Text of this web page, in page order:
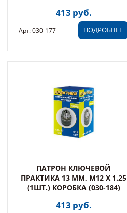
413 руб.
ПОДРОБНЕЕ
Арт: 030-177
ПАТРОН КЛЮЧЕВОЙ
ПРАКТИКА 13 ММ, M12 X 1.25
(1ШТ.) КОРОБКА (030-184)
413 руб.